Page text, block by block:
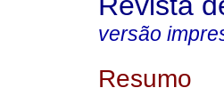
versão
Resumo